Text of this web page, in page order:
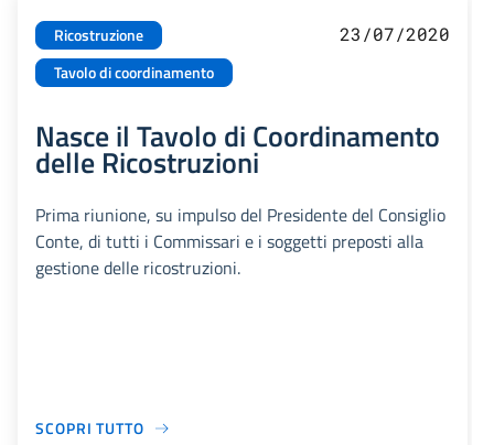
Ricostruzione
Tavolo di coordinamento
23/07/2020
Nasce il Tavolo di Coordinamento
delle Ricostruzioni
Prima riunione, su impulso del Presidente del Consiglio
Conte, di tutti i Commissari e i soggetti preposti alla
gestione delle ricostruzioni.
SCOPRI TUTTO